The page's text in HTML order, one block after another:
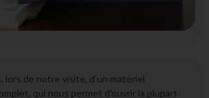
lors de notre visite, d’un matériel
qui nous permet d’ouvrir la plupart